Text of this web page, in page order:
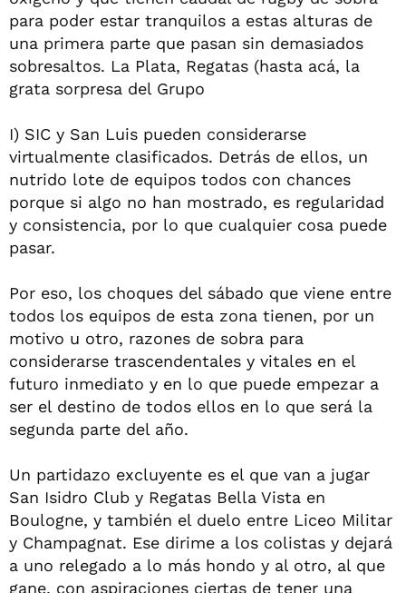
para poder estar tranquilos a estas alturas de
una primera parte que pasan sin demasiados
sobresaltos. La Plata, Regatas (hasta acá, la
grata sorpresa del Grupo
I) SIC y San Luis pueden considerarse
virtualmente clasificados. Detrás de ellos, un
nutrido lote de equipos todos con chances
porque si algo no han mostrado, es regularidad
y consistencia, por lo que cualquier cosa puede
pasar.
Por eso, los choques del sábado que viene entre
todos los equipos de esta zona tienen, por un
motivo u otro, razones de sobra para
considerarse trascendentales y vitales en el
futuro inmediato y en lo que puede empezar a
ser el destino de todos ellos en lo que será la
segunda parte del año.
Un partidazo excluyente es el que van a jugar
San Isidro Club y Regatas Bella Vista en
Boulogne, y también el duelo entre Liceo Militar
y Champagnat. Ese dirime a los colistas y dejará
a uno relegado a lo más hondo y al otro, al que
gane, con aspiraciones ciertas de tener una